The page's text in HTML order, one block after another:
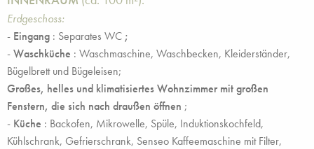
Erdgeschoss:
- Eingang : Separates WC ;
-Waschküche : Waschmaschine, Waschbecken, Kleiderständer,
Bügelbrett und Bügeleisen;
Großes, helles und klimatisiertes Wohnzimmer mit großen
Fenstern, die sich nach draußen öffnen ;
- Küche : Backofen, Mikrowelle, Spüle, Induktionskochfeld,
Kühlschrank, Gefrierschrank, Senseo Kaffeemaschine mit Filter,